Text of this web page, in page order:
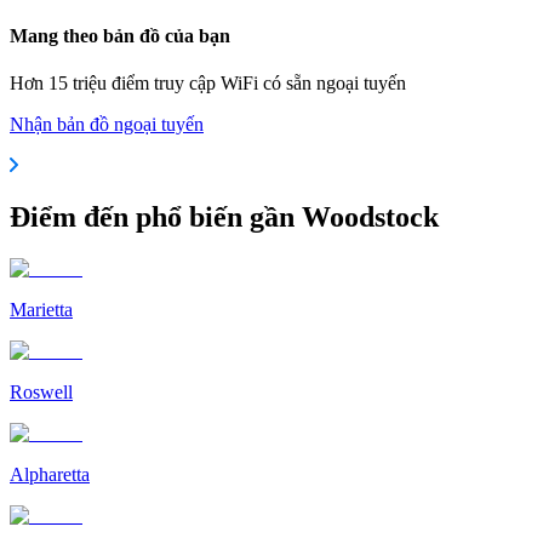
Mang theo bản đồ của bạn
Hơn 15 triệu điểm truy cập WiFi có sẵn ngoại tuyến
Nhận bản đồ ngoại tuyến
Điểm đến phổ biến gần Woodstock
Marietta
Roswell
Alpharetta